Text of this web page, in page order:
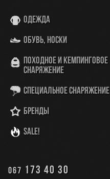
Одежда
Обувь, носки
Походное и кемпинговое
снаряжение
Специальное снаряжение
Бренды
SALE!
067 173 40 30